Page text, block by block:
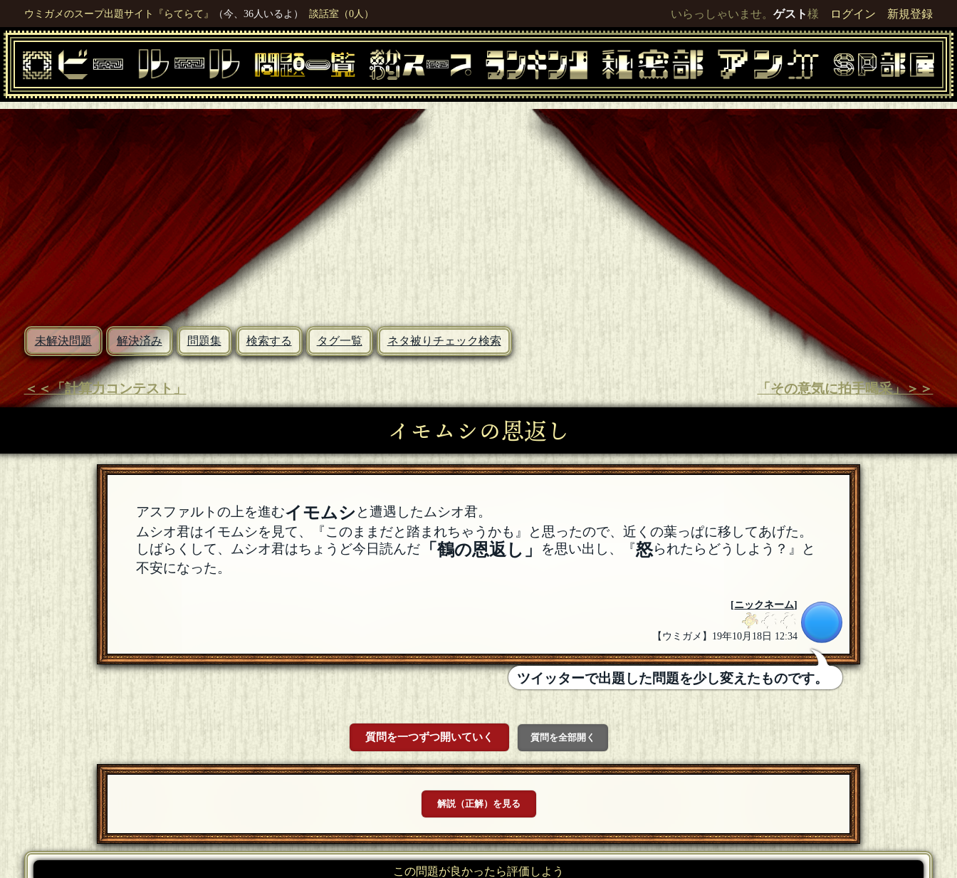
ウミガメのスープ出題サイト『らてらて』 （今、36人いるよ） 談話室（0人） いらっしゃいませ。ゲスト様 ログイン 新規登録
未解決問題 解決済み 問題集 検索する タグ一覧 ネタ被りチェック検索
＜＜「計算力コンテスト」 「その意気に拍手喝采」＞＞
イモムシの恩返し
アスファルトの上を進むイモムシと遭遇したムシオ君。
ムシオ君はイモムシを見て、『このままだと踏まれちゃうかも』と思ったので、近くの葉っぱに移してあげた。
しばらくして、ムシオ君はちょうど今日読んだ「鶴の恩返し」 を思い出し、『怒られたらどうしよう？』と
不安になった。
[ニックネーム]
【ウミガメ】19年10月18日 12:34
ツイッターで出題した問題を少し変えたものです。
質問を一つずつ開いていく 質問を全部開く
解説（正解）を見る
この問題が良かったら評価しよう